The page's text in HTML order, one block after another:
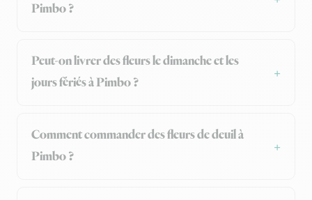
Pimbo ?
Peut-on livrer des fleurs le dimanche et les
jours fériés à Pimbo ?
Comment commander des fleurs de deuil à
Pimbo ?